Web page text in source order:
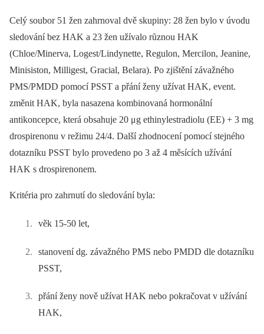
Celý soubor 51 žen zahrnoval dvě skupiny: 28 žen bylo v úvodu
sledování bez HAK a 23 žen užívalo různou HAK
(Chloe/Minerva, Logest/Lindynette, Regulon, Mercilon, Jeanine,
Minisiston, Milligest, Gracial, Belara). Po zjištění závažného
PMS/PMDD pomocí PSST a přání ženy užívat HAK, event.
změnit HAK, byla nasazena kombinovaná hormonální
antikoncepce, která obsahuje 20 μg ethinylestradiolu (EE) + 3 mg
drospirenonu v režimu 24/4. Další zhodnocení pomocí stejného
dotazníku PSST bylo provedeno po 3 až 4 měsících užívání
HAK s drospirenonem.
Kritéria pro zahrnutí do sledování byla:
věk 15-50 let,
stanovení dg. závažného PMS nebo PMDD dle dotazníku
PSST,
přání ženy nově užívat HAK nebo pokračovat v užívání
HAK,